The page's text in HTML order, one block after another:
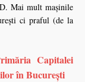
Mai mult maşinile
ci praful (de la
Capitalei
în Bucureşti